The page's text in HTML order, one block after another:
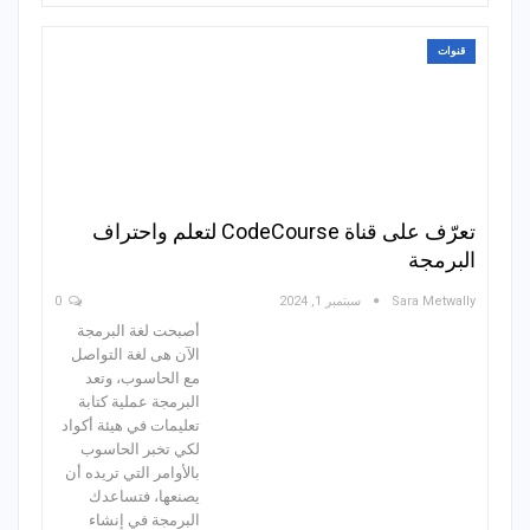
قنوات
تعرّف على قناة CodeCourse لتعلم واحتراف
البرمجة
Sara Metwally سبتمبر 1, 2024
أصبحت لغة البرمجة
الآن هى لغة التواصل
مع الحاسوب، وتعد
البرمجة عملية كتابة
تعليمات في هيئة أكواد
لكي تخبر الحاسوب
بالأوامر التي تريده أن
يصنعها، فتساعدك
البرمجة في إنشاء